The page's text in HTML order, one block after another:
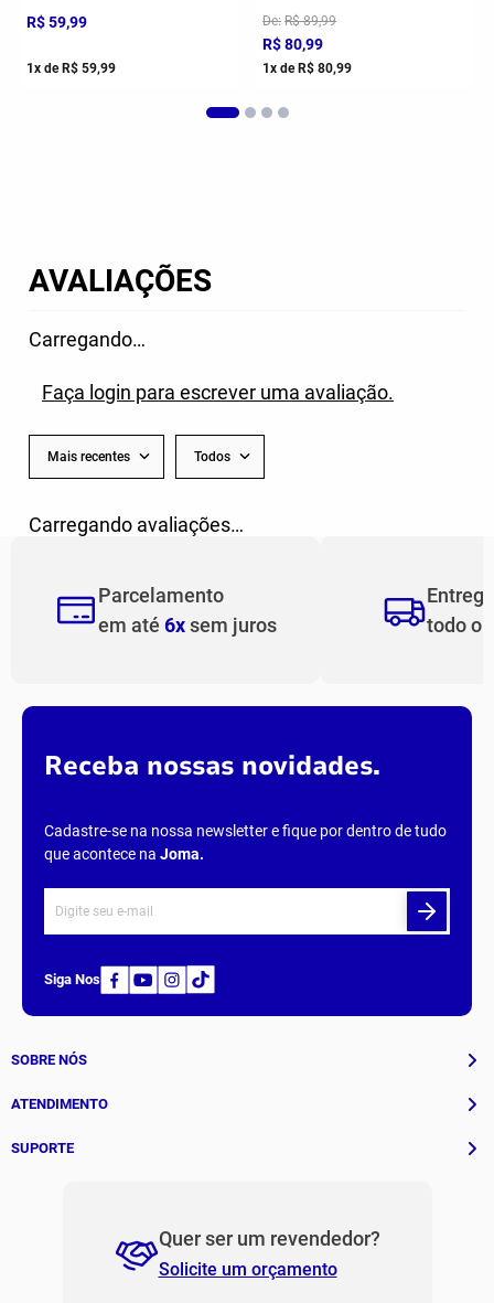
R$59,99
1 x de R$ 59,99
De R$ 89,99
R$80,99
1 x de R$ 80,99
AVALIAÇÕES
Carregando…
Faça login para escrever uma avaliação.
Mais recentes Todos
Carregando avaliações…
Parcelamento
em até 6xsem juros
todo o
Receba nossas novidades.
Cadastre-se na nossa newsletter e fique por dentro de tudo
que acontece na Joma.
Siga Nos
SOBRE NÓS
História
Patrocinados
ATENDIMENTO
Whatsapp
contato@jomabr.com.br
SUPORTE
Regulamento Joma Club
Quer ser um revendedor?
Solicite um orçamento